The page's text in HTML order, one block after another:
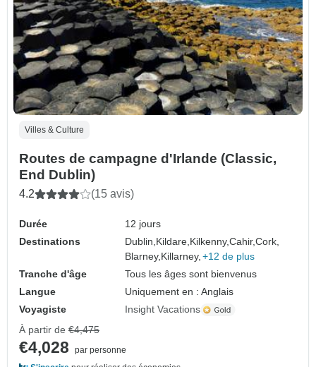
Villes & Culture
Routes de campagne d'Irlande (Classic,
End Dublin)
4.2 (15 avis)
Durée
12 jours
Destinations
Dublin, Kildare, Kilkenny,Cahir,Cork,
Blarney, Killarney, +12 de plus
Tranche d'âge
Tous les âges sont bienvenus
Langue
Uniquement en : Anglais
Voyagiste
Insight Vacations
À partir de €4,475
€4,028
par personne